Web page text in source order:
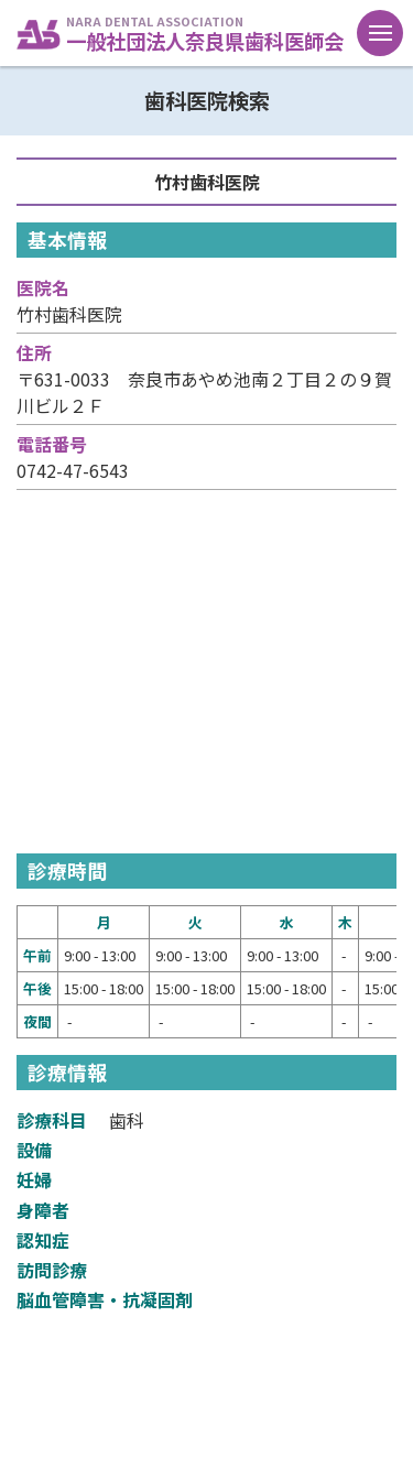
NARA DENTAL ASSOCIATION
一般社団法人奈良県歯科医師会
歯科医院検索
竹村歯科医院
基本情報
医院名
竹村歯科医院
住所
〒631-0033 奈良市あやめ池南２丁目２の９賀
川ビル２Ｆ
電話番号
0742-47-6543
診療時間
月 火 水 木
午前
9:00 - 13:00 9:00 - 13:00 9:00 - 13:00 -
9:00 -
午後 15:00 - 18:00 15:00 - 18:00 15:00 - 18:00 -
15:00 -
夜間
- - - - -
診療情報
診療科目
歯科
設備
妊婦
身障者
認知症
訪問診療
脳血管障害・抗凝固剤